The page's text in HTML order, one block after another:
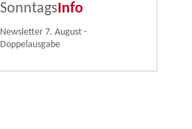
SonntagsInfo
Newsletter 7. August -
Doppelausgabe